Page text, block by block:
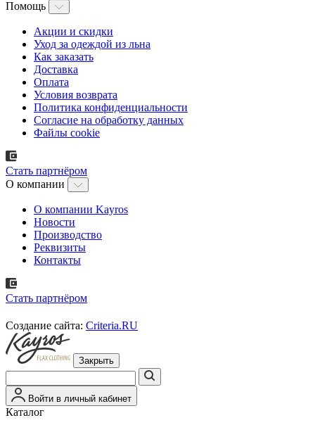
Помощь
Акции и скидки
Уход за одеждой из льна
Как заказать
Доставка
Оплата
Условия возврата
Политика конфиденциальности
Согласие на обработку данных
Файлы cookie
Стать партнёром
О компании
О компании Kayros
Новости
Производство
Реквизиты
Контакты
Стать партнёром
Создание сайта: Criteria.RU
Закрыть
Войти в личный кабинет
Каталог